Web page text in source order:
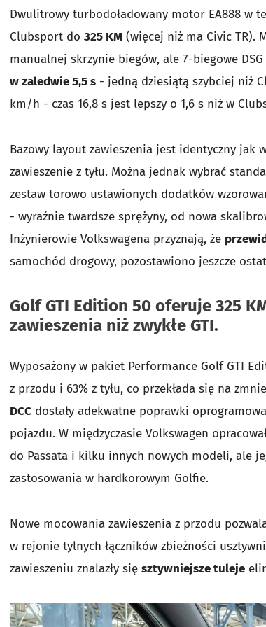
Dwulitrowy turbodoładowany motor EA888 w
Clubsport do 325 KM (więcej niż ma Civic TR).
manualnej skrzynie biegów, ale 7-biegowe
w zaledwie 5,5 s - jedną dziesiątą szybciej niż
km/h - czas 16,8 s jest lepszy o 1,6 s niż w
Bazowy layout zawieszenia jest identyczny jak
zawieszenie z tyłu. Można jednak wybrać
zestaw torowo ustawionych dodatków
- wyraźnie twardsze sprężyny, od nowa
Inżynierowie Volkswagena przyznają, że
samochód drogowy, pozostawiono jeszcze
Golf GTI Edition 50 oferuje 325
zawieszenia niż zwykłe GTI.
Wyposażony w pakiet Performance Golf GTI
z przodu i 63% z tyłu, co przekłada się na
DCC dostały adekwatne poprawki
pojazdu. W międzyczasie Volkswagen
do Passata i kilku innych nowych modeli, ale
zastosowania w hardkorowym Golfie.
Nowe mocowania zawieszenia z przodu
w rejonie tylnych łączników zbieżności
zawieszeniu znalazły się sztywniejsze tuleje